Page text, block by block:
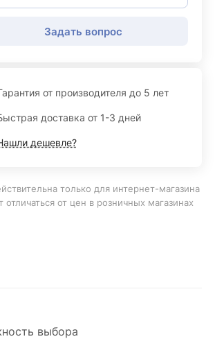
Задать вопрос
от производителя до 5 лет
доставка от 1-3 дней
дешевле?
только для интернет-магазина
от цен в розничных магазинах
выбора